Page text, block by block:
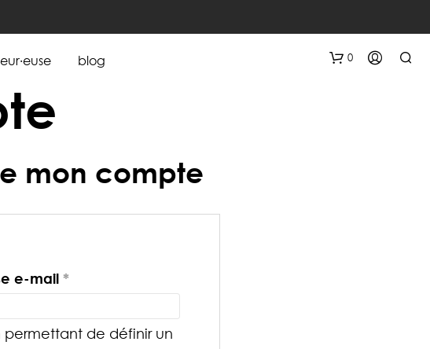
blog 0
mon compte
e-mail*
permettant de définir un